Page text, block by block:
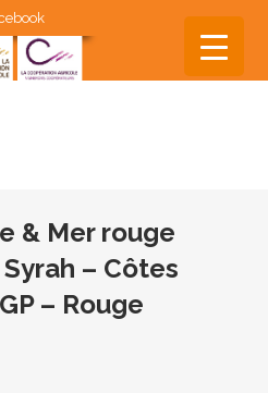
& Mer rouge
– Côtes
– Rouge